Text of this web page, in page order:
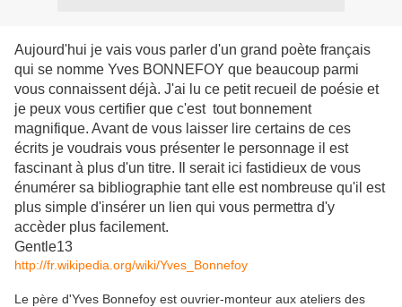
Aujourd'hui je vais vous parler d'un grand poète français
qui se nomme Yves BONNEFOY que beaucoup parmi
vous connaissent déjà. J'ai lu ce petit recueil de poésie et
je peux vous certifier que c'est tout bonnement
magnifique. Avant de vous laisser lire certains de ces
écrits je voudrais vous présenter le personnage il est
fascinant à plus d'un titre. Il serait ici fastidieux de vous
énumérer sa bibliographie tant elle est nombreuse qu'il est
plus simple d'insérer un lien qui vous permettra d'y
accèder plus facilement.
Gentle13
http://fr.wikipedia.org/wiki/Yves_Bonnefoy
Le père d'Yves Bonnefoy est ouvrier-monteur aux ateliers des